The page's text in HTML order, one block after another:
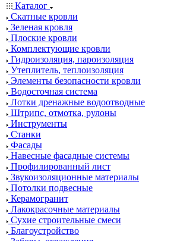
Каталог
Скатные кровли
Зеленая кровля
Плоские кровли
Комплектующие кровли
Гидроизоляция, пароизоляция
Утеплитель, теплоизоляция
Элементы безопасности кровли
Водосточная система
Лотки дренажные водоотводные
Штрипс, отмотка, рулоны
Инструменты
Станки
Фасады
Навесные фасадные системы
Профилированный лист
Звукоизоляционные материалы
Потолки подвесные
Керамогранит
Лакокрасочные материалы
Сухие строительные смеси
Благоустройство